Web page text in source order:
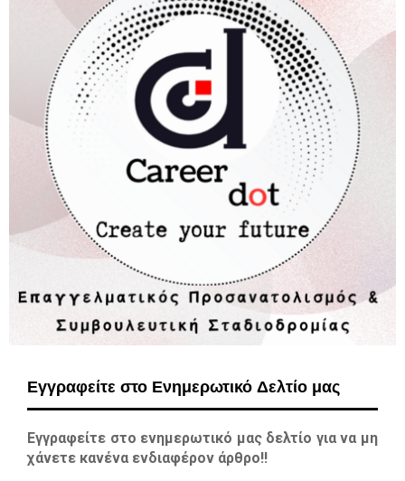
Εγγραφείτε στο Ενημερωτικό Δελτίο μας
Εγγραφείτε στο ενημερωτικό μας δελτίο για να μη
χάνετε κανένα ενδιαφέρον άρθρο!!